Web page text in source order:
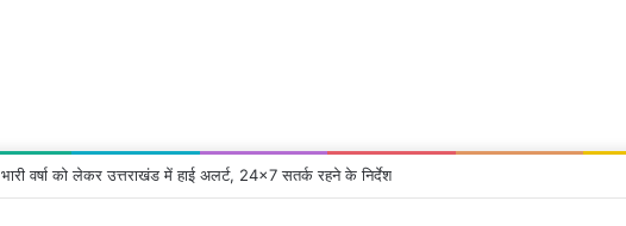
‘एक मदद ब्लड ग्रुप समिति’ के सदस्य ने 10 दिन के मासूम को दिया नया जीवन